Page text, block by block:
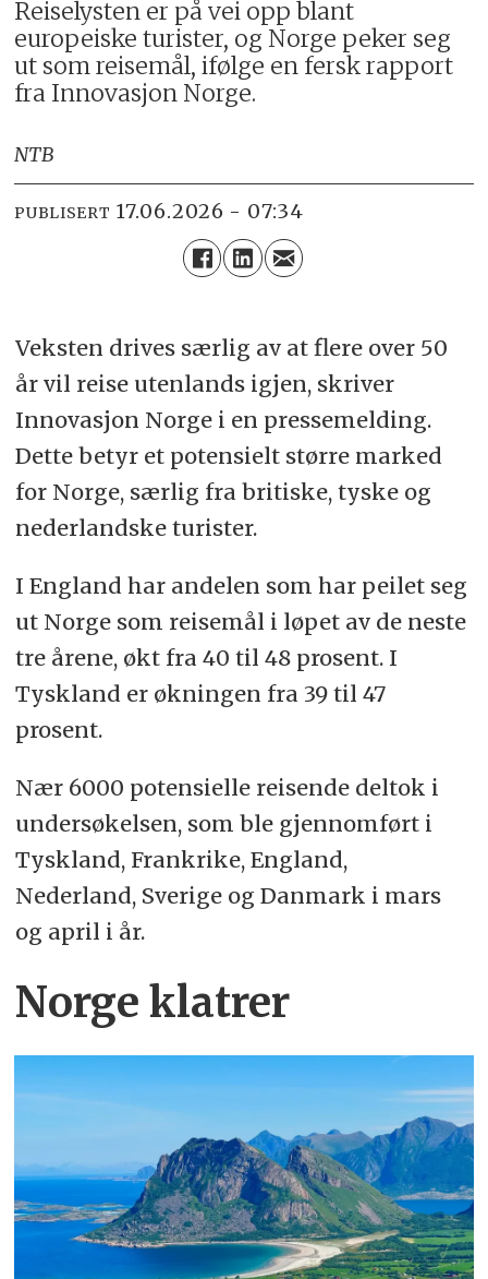
Reiselysten er på vei opp blant
europeiske turister, og Norge peker seg
ut som reisemål, ifølge en fersk rapport
fra Innovasjon Norge.
NTB
PUBLISERT 17.06.2026 - 07:34
Veksten drives særlig av at flere over 50
år vil reise utenlands igjen, skriver
Innovasjon Norge i en pressemelding.
Dette betyr et potensielt større marked
for Norge, særlig fra britiske, tyske og
nederlandske turister.
I England har andelen som har peilet seg
ut Norge som reisemål i løpet av de neste
tre årene, økt fra 40 til 48 prosent. I
Tyskland er økningen fra 39 til 47
prosent.
Nær 6000 potensielle reisende deltok i
undersøkelsen, som ble gjennomført i
Tyskland, Frankrike, England,
Nederland, Sverige og Danmark i mars
og april i år.
Norge klatrer